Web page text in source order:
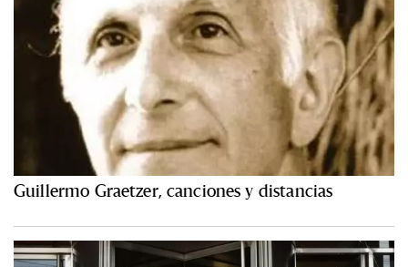
Guillermo Graetzer, canciones y distancias